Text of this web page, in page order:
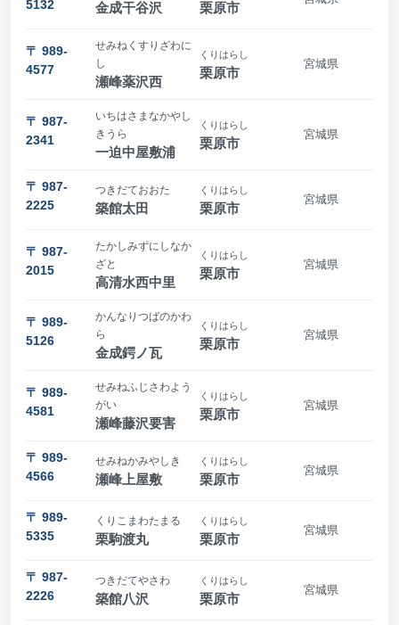
5132
金成干谷沢 栗原市
〒 989-
4577
せみねくすりざわに
し
瀬峰薬沢西
くりはらし
栗原市
宮城県
〒 987-
2341
いちはさまなかやし
きうら
一迫中屋敷浦
くりはらし
栗原市
宮城県
〒 987-
2225
つきだておおた
築館太田
くりはらし
栗原市
宮城県
〒 987-
2015
たかしみずにしなか
ざと
高清水西中里
くりはらし
栗原市
宮城県
〒 989-
5126
かんなりつばのかわ
ら
金成鍔ノ瓦
くりはらし
栗原市
宮城県
〒 989-
4581
せみねふじさわよう
がい
瀬峰藤沢要害
くりはらし
栗原市
宮城県
〒 989-
4566
せみねかみやしき
瀬峰上屋敷
くりはらし
栗原市
宮城県
〒 989-
5335
くりこまわたまる
栗駒渡丸
くりはらし
栗原市
宮城県
〒 987-
2226
つきだてやさわ
築館八沢
くりはらし
栗原市
宮城県